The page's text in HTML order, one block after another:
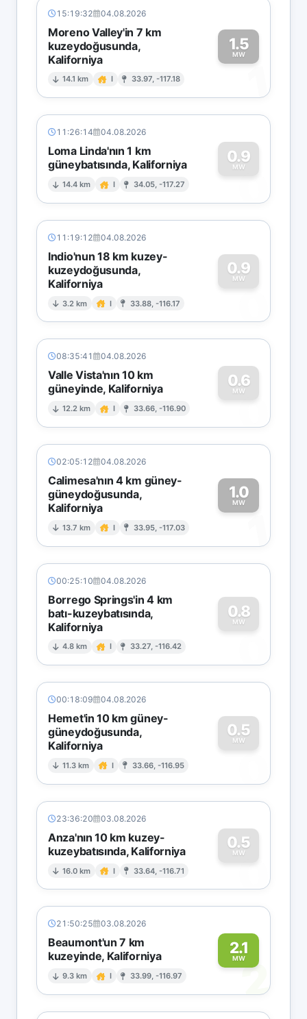
15:19:32 04.08.2026
Moreno Valley'in 7 km
kuzeydoğusunda,
Kaliforniya
14.1 km I 33.97, -117.18
1.5
MW
1
11:26:14 04.08.2026
Loma Linda'nın 1 km
güneybatısında, Kaliforniya
14.4 km I 34.05, -117.27
0.9
MW
0
11:19:12 04.08.2026
Indio'nun 18 km kuzey-
kuzeydoğusunda,
Kaliforniya
3.2 km I 33.88, -116.17
0.9
MW
0
08:35:41 04.08.2026
Valle Vista'nın 10 km
güneyinde, Kaliforniya
12.2 km I 33.66, -116.90
0.6
MW
0
02:05:12 04.08.2026
Calimesa'nın 4 km güney-
güneydoğusunda,
Kaliforniya
13.7 km I 33.95, -117.03
1.0
MW
1
00:25:10 04.08.2026
Borrego Springs'in 4 km
batı-kuzeybatısında,
Kaliforniya
4.8 km I 33.27, -116.42
0.8
MW
0
00:18:09 04.08.2026
Hemet'in 10 km güney-
güneydoğusunda,
Kaliforniya
11.3 km I 33.66, -116.95
0.5
MW
0
23:36:20 03.08.2026
Anza'nın 10 km kuzey-
kuzeybatısında, Kaliforniya
16.0 km I 33.64, -116.71
0.5
MW
0
21:50:25 03.08.2026
Beaumont'un 7 km
kuzeyinde, Kaliforniya
9.3 km I 33.99, -116.97
2.1
MW2